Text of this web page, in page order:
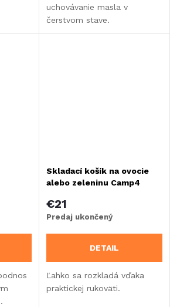
uchovávanie masla v
čerstvom stave.
Skladací košík na ovocie
alebo zeleninu Camp4
€21
Predaj ukončený
DETAIL
Ľahko sa rozkladá vďaka
praktickej rukoväti.